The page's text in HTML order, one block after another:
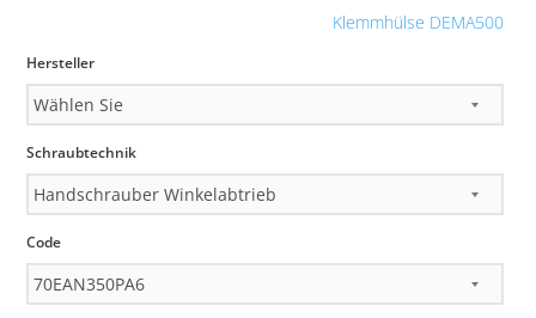
Klemmhülse DEMA500
Hersteller
Schraubtechnik
Code